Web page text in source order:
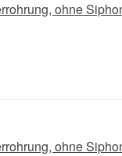
ohne
ohne